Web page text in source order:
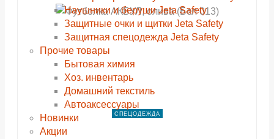
Наушники и беруши Jeta Safety
Защитные очки и щитки Jeta Safety
Защитная спецодежда Jeta Safety
Прочие товары
Бытовая химия
Хоз. инвентарь
Домашний текстиль
Автоаксессуары
Новинки
Акции
ПОДРОБНЕЕ
СПЕЦОДЕЖДА
ПОДРОБНЕЕ
ПОДРОБНЕЕ
ПОДРОБНЕЕ
ПОДРОБНЕЕ
ПОДРОБНЕЕ
ПОДРОБНЕЕ
ПОДРОБНЕЕ